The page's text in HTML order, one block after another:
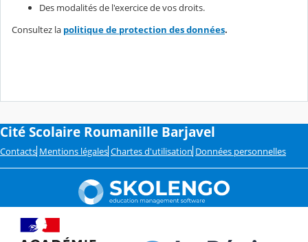
Des modalités de l'exercice de vos droits.
Consultez la politique de protection des données.
Cité Scolaire Roumanille Barjavel
Contacts Mentions légales Chartes d'utilisation Données personnelles